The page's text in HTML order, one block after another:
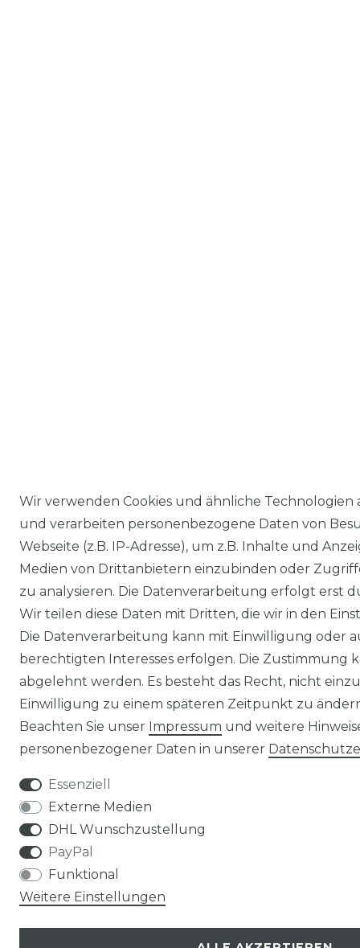
Wir verwenden Cookies und ähnliche Technologien
und verarbeiten personenbezogene Daten von
Webseite (z.B. IP-Adresse), um z.B. Inhalte und
Medien von Drittanbietern einzubinden oder
zu analysieren. Die Datenverarbeitung erfolgt erst
Wir teilen diese Daten mit Dritten, die wir in den
Die Datenverarbeitung kann mit Einwilligung oder
berechtigten Interesses erfolgen. Die Zustimmung
abgelehnt werden. Es besteht das Recht, nicht
Einwilligung zu einem späteren Zeitpunkt zu
Beachten Sie unser Impressum und weitere
personenbezogener Daten in unserer
Essenziell
Externe Medien
DHL Wunschzustellung
PayPal
Funktional
Weitere Einstellungen